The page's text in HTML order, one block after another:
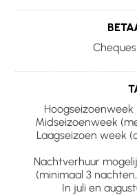
Hoogseizoenweek
Midseizoenweek
Laagseizoen week
Nachtverhuur
(minimaal 3
In juli en